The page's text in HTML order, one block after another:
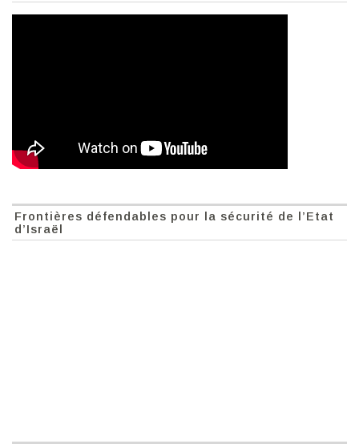
Frontières défendables pour la sécurité de l’Etat
d’Israël